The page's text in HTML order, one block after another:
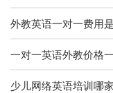
外教英语一对一费用
一对一英语外教价格
少儿网络英语培训哪